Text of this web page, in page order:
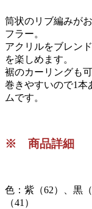
筒状のリブ編みが
フラー。
アクリルをブレン
を楽しめます。
裾のカーリングも
巻きやすいので1本
ムです。
※ 商品詳細
色：紫（62）、黒
（41）